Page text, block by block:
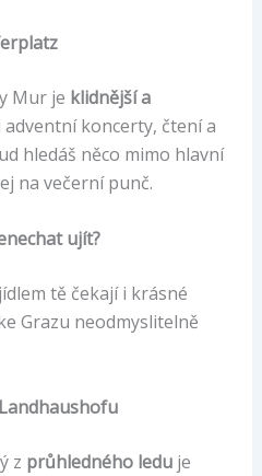
Mur je klidnější a
adventní koncerty, čtení a
hledáš něco mimo hlavní
na večerní punč.
ujít?
tě čekají i krásné
Grazu neodmyslitelně
z průhledného leduje